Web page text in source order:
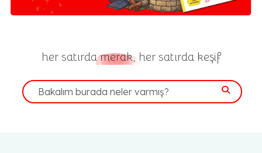
her satırdamerak, her satırda keşif